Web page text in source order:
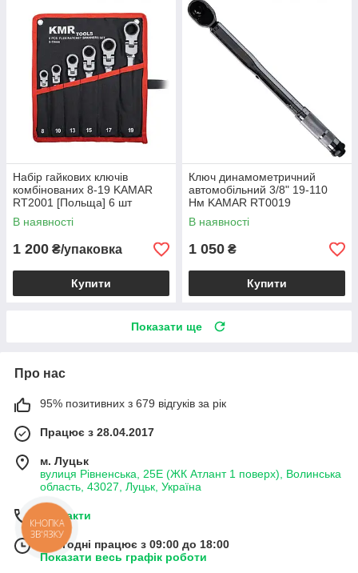
Набір гайкових ключів
комбінованих 8-19 KAMAR
RT2001 [Польща] 6 шт
В наявності
1 200 ₴/упаковка
Купити
Ключ динамометричний
автомобільний 3/8" 19-110
Нм KAMAR RT0019
В наявності
1 050 ₴
Купити
Показати ще
Про нас
95% позитивних з 679 відгуків за рік
Працює з 28.04.2017
м. Луцьк
вулиця Рівненська, 25Е (ЖК Атлант 1 поверх), Волинська
область, 43027, Луцьк, Україна
Контакти
Сьогодні працює з 09:00 до 18:00
Показати весь графік роботи
КНОПКА
ЗВ'ЯЗКУ